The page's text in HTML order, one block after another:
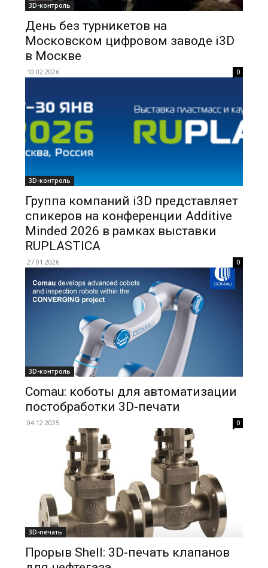
3D-контроль
День без турникетов на
Московском цифровом заводе i3D
в Москве
10.02.2026 0
3D-контроль
Группа компаний i3D представляет
спикеров на конференции Additive
Minded 2026 в рамках выставки
RUPLASTICA
27.01.2026 0
3D-контроль
Comau: коботы для автоматизации
постобработки 3D-печати
04.12.2025 0
3D-печать
Прорыв Shell: 3D-печать клапанов